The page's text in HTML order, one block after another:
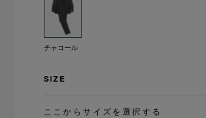
チャコール
SIZE
ここからサイズを選択する